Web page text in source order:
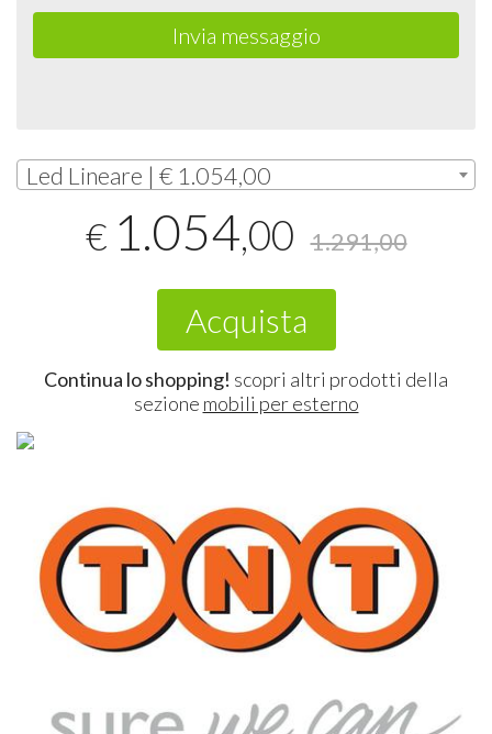
Invia messaggio
Led Lineare | € 1.054,00
€ 1.054,00 1.291,00
Acquista
Continua lo shopping! scopri altri prodotti della
sezione mobili per esterno